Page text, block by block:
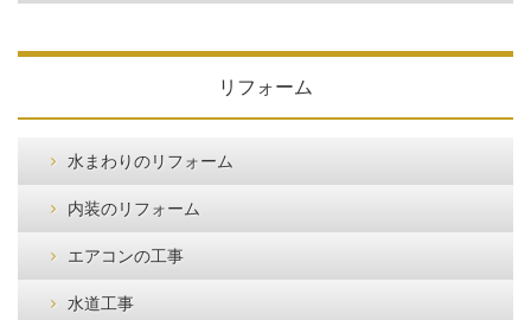
リフォーム
水まわりのリフォーム
内装のリフォーム
エアコンの工事
水道工事